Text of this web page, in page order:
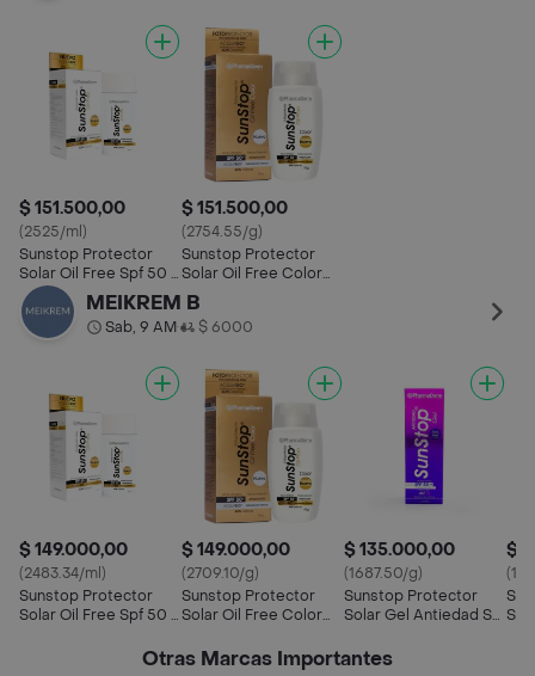
$ 151.500,00
(2525/ml)
Sunstop Protector
Solar Oil Free Spf 50 +
x60 ml
$ 151.500,00
(2754.55/g)
Sunstop Protector
Solar Oil Free Color
SPF 50+
MEIKREM B
Sab, 9 AM• $ 6000
$ 149.000,00
(2483.34/ml)
Sunstop Protector
Solar Oil Free Spf 50 +
$ 149.000,00
(2709.10/g)
Sunstop Protector
Solar Oil Free Color
$ 135.000,00
(1687.50/g)
Sunstop Protector
Solar Gel Antiedad Spf
$
Otras Marcas Importantes